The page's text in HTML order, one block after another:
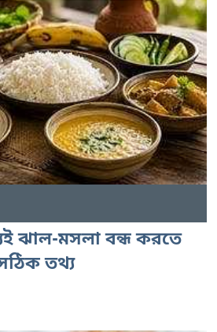
ঝাল-মসলা বন্ধ করতে
তথ্য